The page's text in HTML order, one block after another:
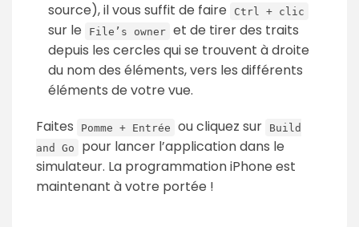
source), il vous suffit de faire
Ctrl + clic
sur le File’s owner et de tirer des traits
depuis les cercles qui se trouvent à droite
du nom des éléments, vers les différents
éléments de votre vue.
Faites
Pomme + Entrée ou cliquez sur
Build
and Go
pour lancer l’application dans le
simulateur. La programmation iPhone est
maintenant à votre portée !